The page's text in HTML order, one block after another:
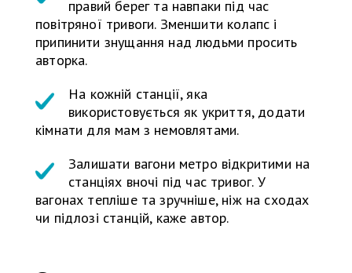
правий берег та навпаки під час
повітряної тривоги. Зменшити колапс і
припинити знущання над людьми просить
авторка.
На кожній станції, яка
використовується як укриття, додати
кімнати для мам з немовлятами.
Залишати вагони метро відкритими на
станціях вночі під час тривог. У
вагонах тепліше та зручніше, ніж на сходах
чи підлозі станцій, каже автор.